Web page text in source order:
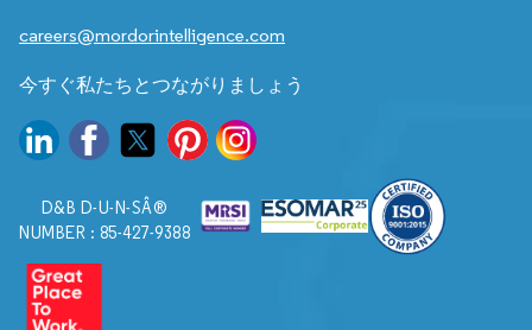
careers@mordorintelligence.com
今すぐ私たちとつながりましょう
D&B D-U-N-SÂ®
NUMBER : 85-427-9388